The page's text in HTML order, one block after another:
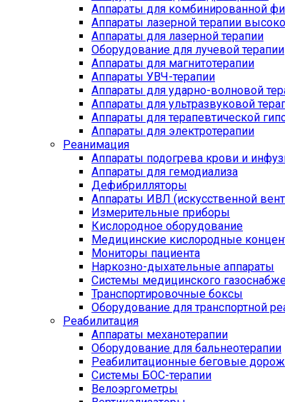
Аппараты для комбинированной
Аппараты лазерной терапии
Аппараты для лазерной терапии
Оборудование для лучевой терапии
Аппараты для магнитотерапии
Аппараты УВЧ-терапии
Аппараты для ударно-волновой
Аппараты для ультразвуковой
Аппараты для терапевтической
Аппараты для электротерапии
Реанимация
Аппараты подогрева крови и
Аппараты для гемодиализа
Дефибрилляторы
Аппараты ИВЛ (искусственной
Измерительные приборы
Кислородное оборудование
Медицинские кислородные
Мониторы пациента
Наркозно-дыхательные аппараты
Системы медицинского
Транспортировочные боксы
Оборудование для транспортной
Реабилитация
Аппараты механотерапии
Оборудование для бальнеотерапии
Реабилитационные беговые
Системы БОС-терапии
Велоэргометры